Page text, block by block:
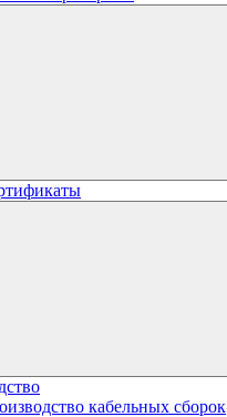
кабельных сборок